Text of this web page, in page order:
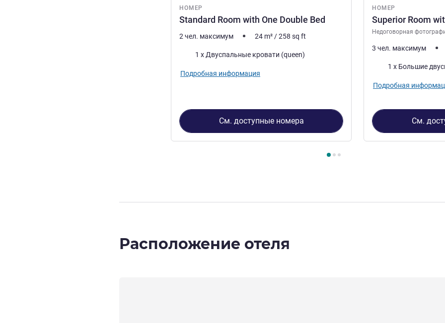
НОМЕР
Standard Room with One Double Bed
2 чел. максимум 24 m² /258 sq ft
Постель1 x Двуспальные кровати (queen)
Подробная информация
См. доступные номера
НОМЕР
Superior Room
Недоговорная
3 чел. максимум
Постель1 x Большие
Подробная
См.
Расположение отеля